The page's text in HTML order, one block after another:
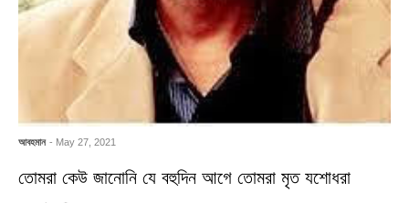
আবহমান - May 27, 2021
তোমরা কেউ জানোনি যে বহুদিন আগে তোমরা মৃত যশোধরা